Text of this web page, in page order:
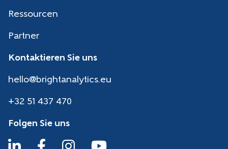
Ressourcen
Partner
Kontaktieren Sie uns
hello@brightanalytics.eu
+32 51 437 470
Folgen Sie uns